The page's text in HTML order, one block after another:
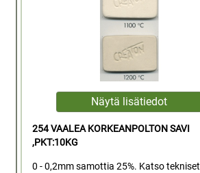
254 VAALEA KORKEANPOLTON SAVI
,PKT:10KG
0 - 0,2mm samottia 25%. Katso tekniset